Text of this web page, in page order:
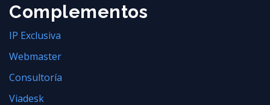
Complementos
IP Exclusiva
Webmaster
Consultoría
Viadesk